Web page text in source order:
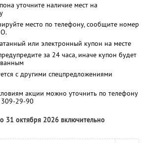
уточните наличие мест на
место по телефону, сообщите номер
или электронный купон на месте
за 24 часа, иначе купон будет
с другими спецпредложениями
акции можно уточнить по телефону
29-90
31 октября 2026 включительно